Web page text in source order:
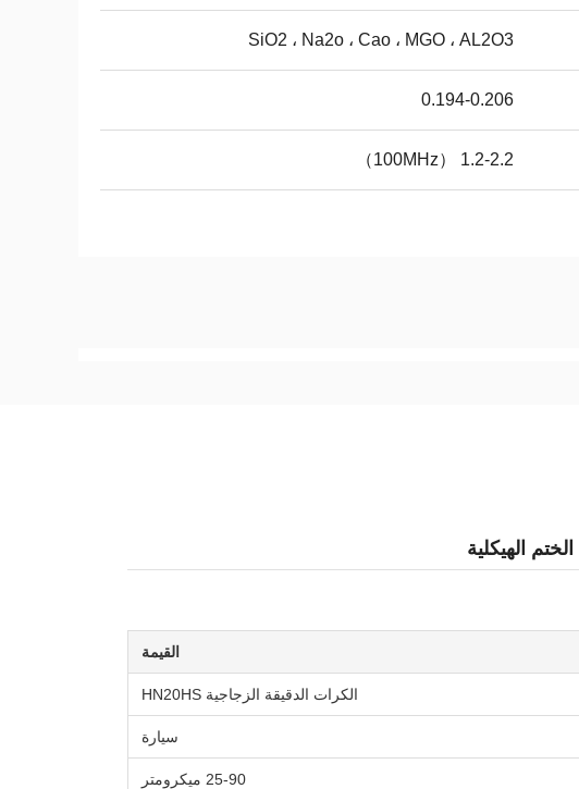
SiO2 ، Na2o ، Cao ، MGO ، AL2O3
0.194-0.206
1.2-2.2 （100MHz）
القيمة
الكرات الدقيقة الزجاجية HN20HS
سيارة
25-90 ميكرومتر